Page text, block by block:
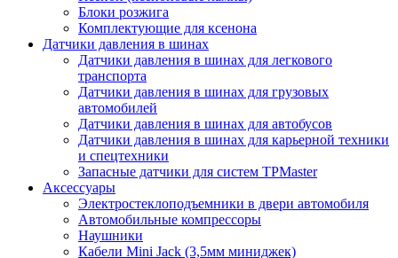
Блоки розжига
Комплектующие для ксенона
Датчики давления в шинах
Датчики давления в шинах для легкового
транспорта
Датчики давления в шинах для грузовых
автомобилей
Датчики давления в шинах для автобусов
Датчики давления в шинах для карьерной техники
и спецтехники
Запасные датчики для систем TPMaster
Аксессуары
Электростеклоподъемники в двери автомобиля
Автомобильные компрессоры
Наушники
Кабели Mini Jack (3,5мм миниджек)